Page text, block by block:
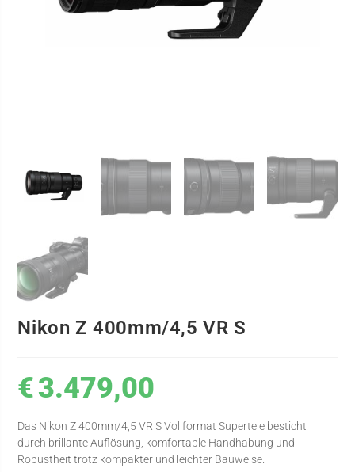
Nikon Z 400mm/4,5 VR S
€3.479,00
Das Nikon Z 400mm/4,5 VR S Vollformat Supertele besticht
durch brillante Auflösung, komfortable Handhabung und
Robustheit trotz kompakter und leichter Bauweise.